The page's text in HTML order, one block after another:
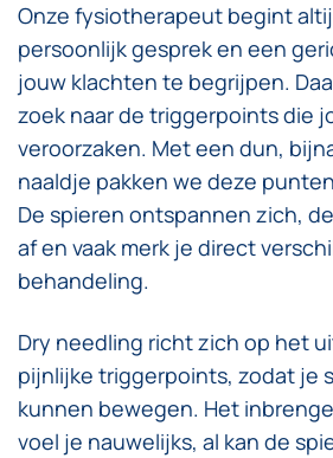
Onze fysiotherapeut begint
persoonlijk gesprek en een
jouw klachten te begrijpen.
zoek naar de triggerpoints die
veroorzaken. Met een dun,
naaldje pakken we deze
De spieren ontspannen zich,
af en vaak merk je direct
behandeling.
Dry needling richt zich op het
pijnlijke triggerpoints, zodat je
kunnen bewegen. Het
voel je nauwelijks, al kan de